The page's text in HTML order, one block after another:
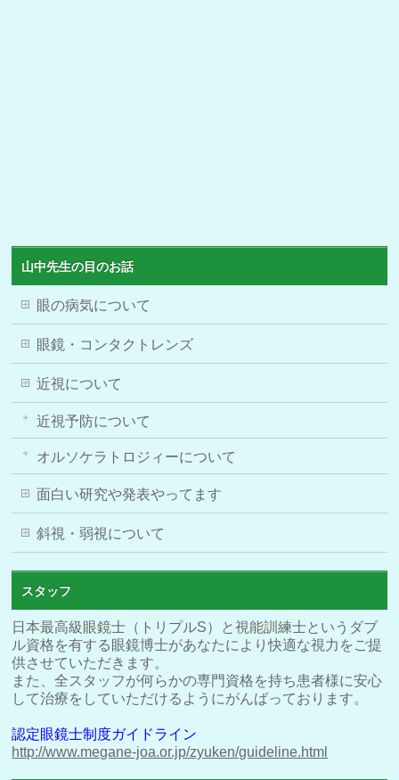
山中先生の目のお話
眼の病気について
眼鏡・コンタクトレンズ
近視について
近視予防について
オルソケラトロジィーについて
面白い研究や発表やってます
斜視・弱視について
スタッフ
日本最高級眼鏡士（トリプルS）と視能訓練士というダブ
ル資格を有する眼鏡博士があなたにより快適な視力をご提
供させていただきます。
また、全スタッフが何らかの専門資格を持ち患者様に安心
して治療をしていただけるようにがんばっております。
認定眼鏡士制度ガイドライン
http://www.megane-joa.or.jp/zyuken/guideline.html